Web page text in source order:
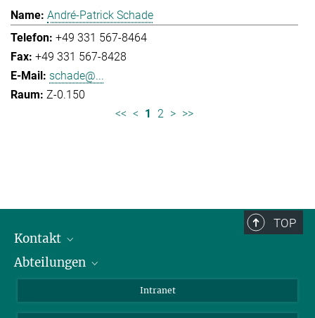
André-Patrick Schade
+49 331 567-8464
+49 331 567-8428
schade@...
Z-0.150
<< < 1 2 > >>
TOP
Kontakt
Mitarbeiterverzeichnis
Abteilungen
Biomolekulare Systeme
Intranet